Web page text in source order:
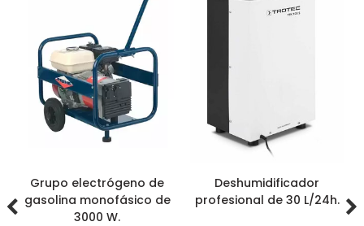
Grupo electrógeno de
gasolina monofásico de
3000 W.
Deshumidificador
profesional de 30 L/24h.